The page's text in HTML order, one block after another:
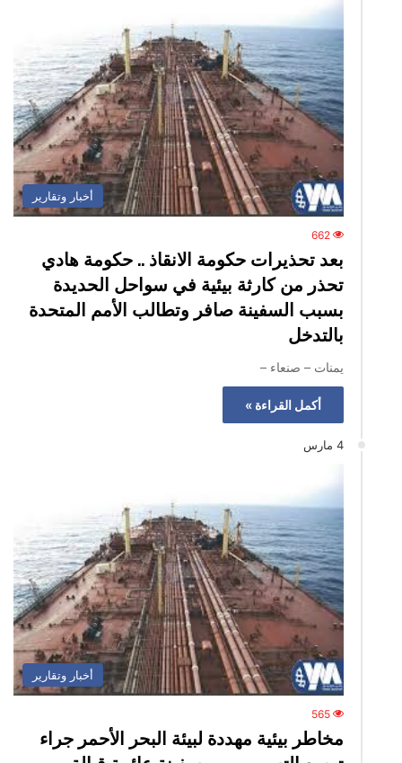
أخبار وتقارير
662
بعد تحذيرات حكومة الانقاذ .. حكومة هادي
تحذر من كارثة بيئية في سواحل الحديدة
بسبب السفينة صافر وتطالب الأمم المتحدة
بالتدخل
يمنات – صنعاء –
أكمل القراءة »
4 مارس
أخبار وتقارير
565
مخاطر بيئية مهددة لبيئة البحر الأحمر جراء